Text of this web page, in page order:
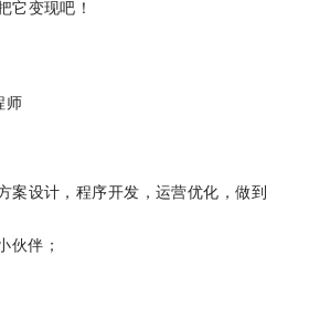
它变现吧！
师
案设计，程序开发，运营优化，做到
伙伴；